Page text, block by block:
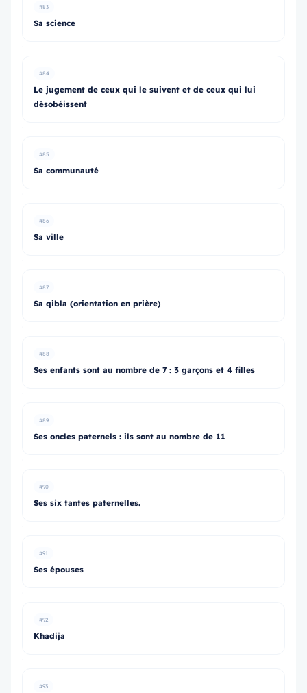
#83
Sa science
#84
Le jugement de ceux qui le suivent et de ceux qui lui
désobéissent
#85
Sa communauté
#86
Sa ville
#87
Sa qibla (orientation en prière)
#88
Ses enfants sont au nombre de 7 : 3 garçons et 4 filles
#89
Ses oncles paternels : ils sont au nombre de 11
#90
Ses six tantes paternelles.
#91
Ses épouses
#92
Khadija
#93